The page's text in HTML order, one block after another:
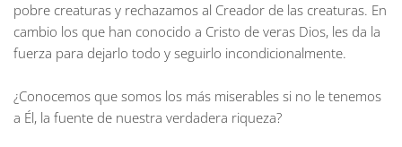
pobre creaturas y rechazamos al Creador de las creaturas. En
cambio los que han conocido a Cristo de veras Dios, les da la
fuerza para dejarlo todo y seguirlo incondicionalmente.
¿Conocemos que somos los más miserables si no le tenemos
a Él, la fuente de nuestra verdadera riqueza?